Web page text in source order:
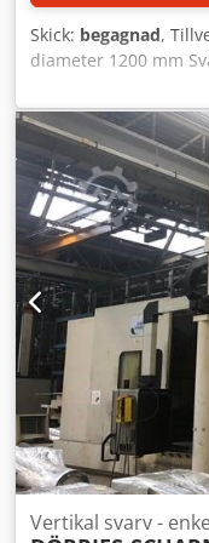
Skick: begagnad,
diameter 1200 mm
1300 mm
Horisontell
Digitaldisplay
cykelstyrd med
tekniska uppgifterna
operatör och är icke-
förbehålles; enbart
gäller. Om oss över
15.000 m² lageryta,
tillbehör för din
produktionslinjer eller
gärna. Fler
Visningar kan bokas
emot ditt besök. Ditt
Vertikal svarv -